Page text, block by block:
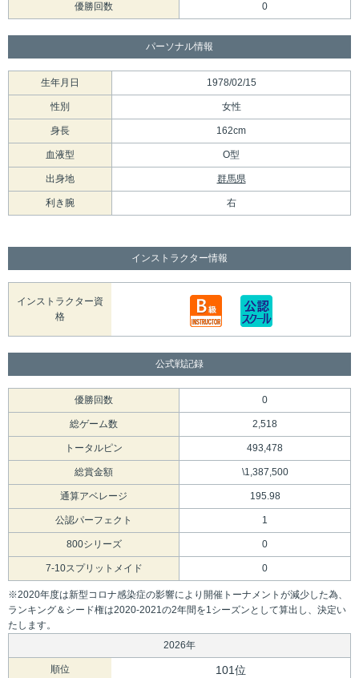
優勝回数 0
パーソナル情報
生年月日 1978/02/15
性別 女性
身長 162cm
血液型 O型
出身地 群馬県
利き腕 右
インストラクター情報
インストラクター資
格
公式戦記録
優勝回数 0
総ゲーム数 2,518
トータルピン 493,478
総賞金額 \1,387,500
通算アベレージ 195.98
公認パーフェクト 1
800シリーズ 0
7-10スプリットメイド 0
※2020年度は新型コロナ感染症の影響により開催トーナメントが減少した為、
ランキング＆シード権は2020-2021の2年間を1シーズンとして算出し、決定い
たします。
2026年
順位 101位